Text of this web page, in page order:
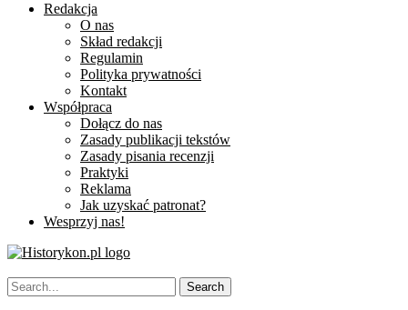
Redakcja
O nas
Skład redakcji
Regulamin
Polityka prywatności
Kontakt
Współpraca
Dołącz do nas
Zasady publikacji tekstów
Zasady pisania recenzji
Praktyki
Reklama
Jak uzyskać patronat?
Wesprzyj nas!